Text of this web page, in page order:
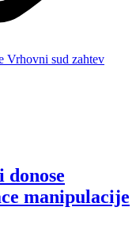
Vrhovni sud zahtev
manipulacije